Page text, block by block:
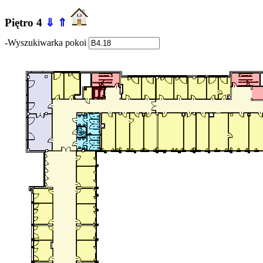
Piętro 4 ⇓ ⇑
-Wyszukiwarka pokoi